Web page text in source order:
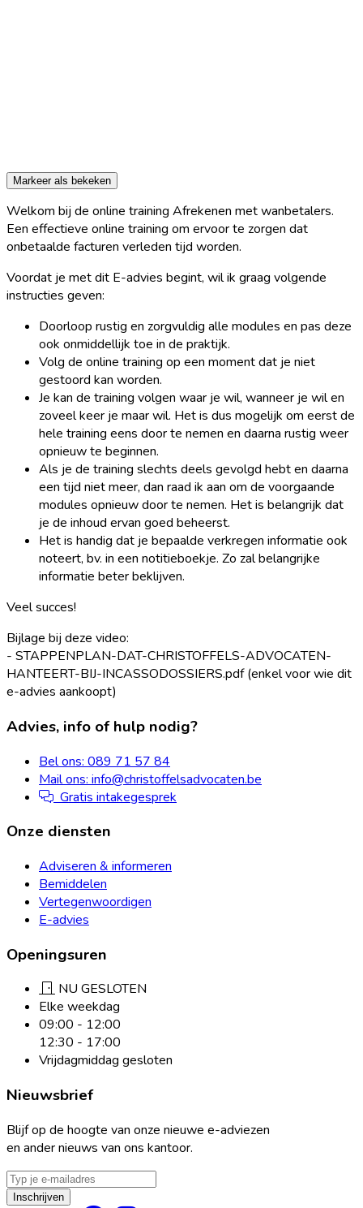
Markeer als bekeken
Welkom bij de online training Afrekenen met wanbetalers.
Een effectieve online training om ervoor te zorgen dat
onbetaalde facturen verleden tijd worden.
Voordat je met dit E-advies begint, wil ik graag volgende
instructies geven:
Doorloop rustig en zorgvuldig alle modules en pas deze
ook onmiddellijk toe in de praktijk.
Volg de online training op een moment dat je niet
gestoord kan worden.
Je kan de training volgen waar je wil, wanneer je wil en
zoveel keer je maar wil. Het is dus mogelijk om eerst de
hele training eens door te nemen en daarna rustig weer
opnieuw te beginnen.
Als je de training slechts deels gevolgd hebt en daarna
een tijd niet meer, dan raad ik aan om de voorgaande
modules opnieuw door te nemen. Het is belangrijk dat
je de inhoud ervan goed beheerst.
Het is handig dat je bepaalde verkregen informatie ook
noteert, bv. in een notitieboekje. Zo zal belangrijke
informatie beter beklijven.
Veel succes!
Bijlage bij deze video:
- STAPPENPLAN-DAT-CHRISTOFFELS-ADVOCATEN-
HANTEERT-BIJ-INCASSODOSSIERS.pdf (enkel voor wie dit
e-advies aankoopt)
Footer
Advies, info of hulp nodig?
Bel ons: 089 71 57 84
Mail ons: info@christoffelsadvocaten.be
Gratis intakegesprek
Onze diensten
Adviseren & informeren
Bemiddelen
Vertegenwoordigen
E-advies
Openingsuren
NU GESLOTEN
Elke weekdag
09:00 - 12:00
12:30 - 17:00
Vrijdagmiddag gesloten
Nieuwsbrief
Blijf op de hoogte van onze nieuwe e-adviezen
en ander nieuws van ons kantoor.
E-
mailadres
Inschrijven